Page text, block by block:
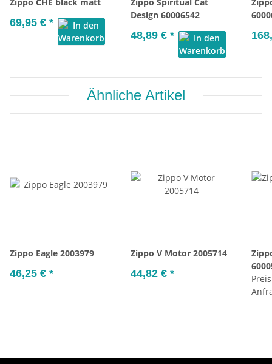
69,95 € *
Design 60006542
48,89 € *
Ähnliche Artikel
Zippo Eagle 2003979
46,25 € *
Zippo V Motor 2005714
44,82 € *